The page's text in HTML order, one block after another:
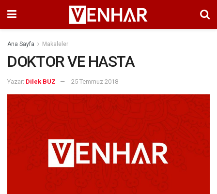
Ana Sayfa Makaleler
DOKTOR VE HASTA
Yazar: Dilek BUZ 25 Temmuz 2018